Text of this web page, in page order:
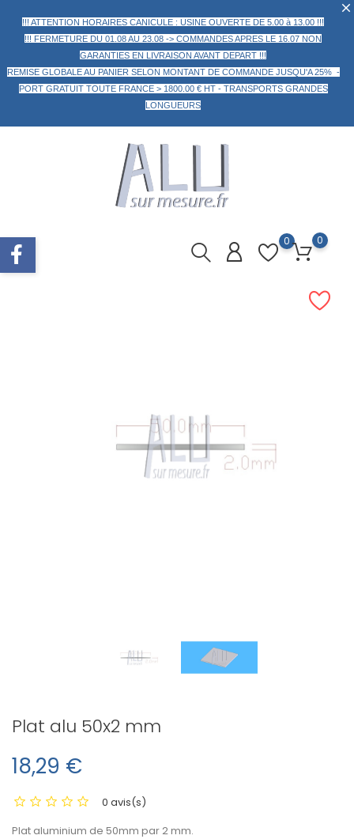
!!! ATTENTION HORAIRES CANICULE : USINE OUVERTE DE 5.00 à 13.00 !!!
!!! FERMETURE DU 01.08 AU 23.08 -> COMMANDES APRES LE 16.07 NON
GARANTIES EN LIVRAISON AVANT DEPART !!!
REMISE GLOBALE AU PANIER SELON MONTANT DE COMMANDE JUSQU'A 25% -
PORT GRATUIT TOUTE FRANCE > 1800.00 € HT - TRANSPORTS GRANDES
LONGUEURS
0 0
Plat alu 50x2 mm
18,29 €
0 avis(s)
Plat aluminium de 50mm par 2 mm.